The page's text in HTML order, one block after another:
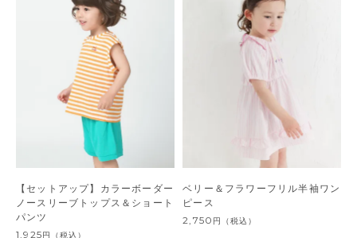
【セットアップ】カラーボーダー
ノースリーブトップス＆ショート
パンツ
1,925円 （税込）
ベリー＆フラワーフリル半袖ワン
ピース
2,750 円 （税込）